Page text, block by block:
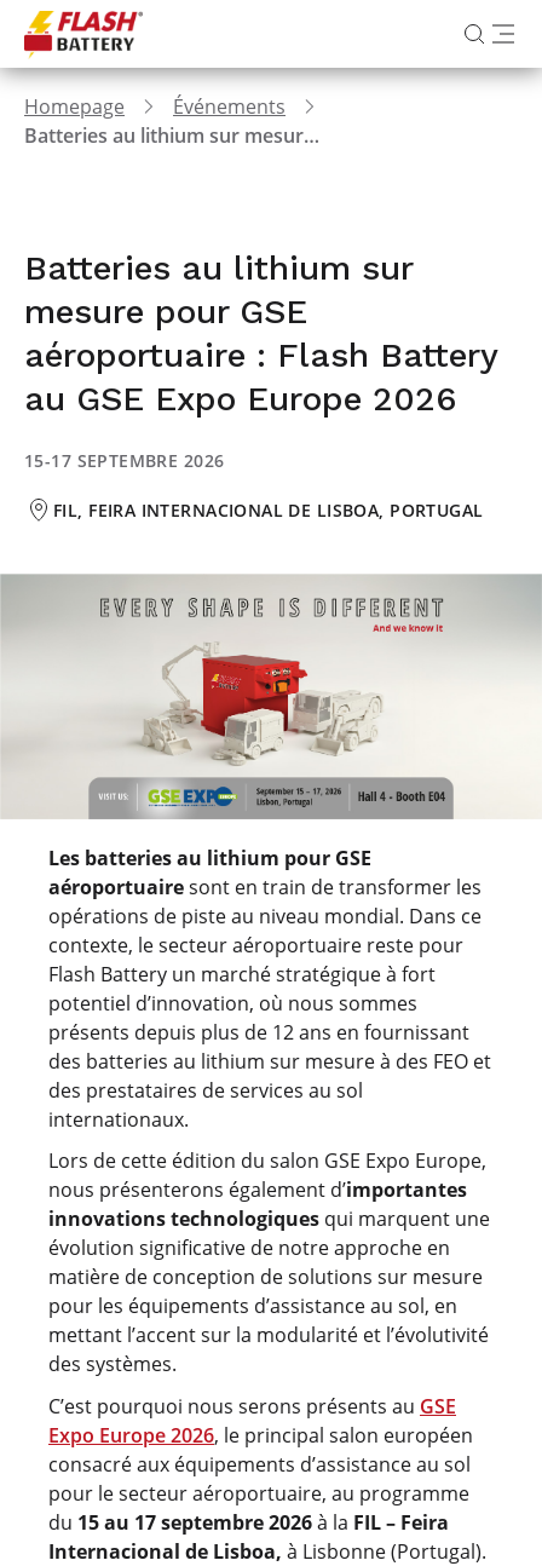
Homepage
Événements
Batteries au lithium sur mesure pour GSE aéroportuaire : Flash Battery au GSE Expo Europe 2026
Batteries au lithium sur
mesure pour GSE
aéroportuaire : Flash Battery
au GSE Expo Europe 2026
15-17 SEPTEMBRE 2026
FIL, FEIRA INTERNACIONAL DE LISBOA, PORTUGAL
Les batteries au lithium pour GSE
aéroportuairesont en train de transformer les
opérations de piste au niveau mondial. Dans ce
contexte, le secteur aéroportuaire reste pour
Flash Battery un marché stratégique à fort
potentiel d’innovation, où nous sommes
présents depuis plus de 12 ans en fournissant
des batteries au lithium sur mesure à des FEO et
des prestataires de services au sol
internationaux.
Lors de cette édition du salon GSE Expo Europe,
nous présenterons également d’importantes
innovations technologiques qui marquent une
évolution significative de notre approche en
matière de conception de solutions sur mesure
pour les équipements d’assistance au sol, en
mettant l’accent sur la modularité et l’évolutivité
des systèmes.
C’est pourquoi nous serons présents au GSE
Expo Europe 2026, le principal salon européen
consacré aux équipements d’assistance au sol
pour le secteur aéroportuaire, au programme
du 15 au 17 septembre 2026à la FIL – Feira
Internacional de Lisboa, à Lisbonne (Portugal).